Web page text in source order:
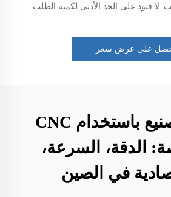
على عرض سعر
خدمات تصنيع باستخدام CNC
الدقة، السرعة،
في الصين